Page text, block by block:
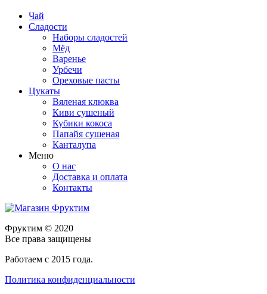
Чай
Сладости
Наборы сладостей
Мёд
Варенье
Урбечи
Ореховые пасты
Цукаты
Вяленая клюква
Киви сушеный
Кубики кокоса
Папайя сушеная
Канталупа
Меню
О нас
Доставка и оплата
Контакты
Фруктим © 2020
Все права защищены
Работаем с 2015 года.
Политика конфиденциальности